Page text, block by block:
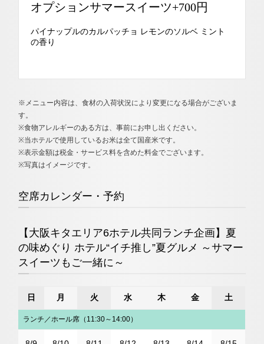
オプションサマースイーツ+700円
パイナップルのカルパッチョ レモンのソルベ ミント
の香り
※メニュー内容は、食材の入荷状況により変更になる場合がございま
す。
※食物アレルギーのある方は、事前にお申し出ください。
※当ホテルで使用しているお米は全て国産米です。
※表示金額は税金・サービス料を含めた料金でございます。
※写真はイメージです。
空席カレンダー・予約
【大阪キタエリア6ホテル共同ランチ企画】夏
の味めぐり ホテル“イチ推し”夏グルメ ～サマー
スイーツもご一緒に～
日 月 火 水 木 金 土
ランチ／ホール席（11:30～14:00）